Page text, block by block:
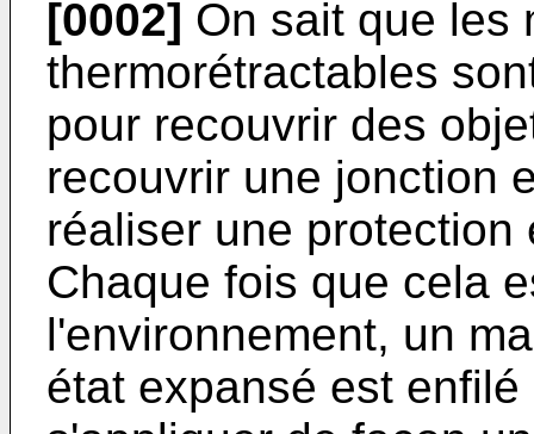
[0002] On sait que les
thermorétractables
pour recouvrir des
recouvrir une jonction
réaliser une
Chaque fois que cela
l'environnement, un
état expansé est